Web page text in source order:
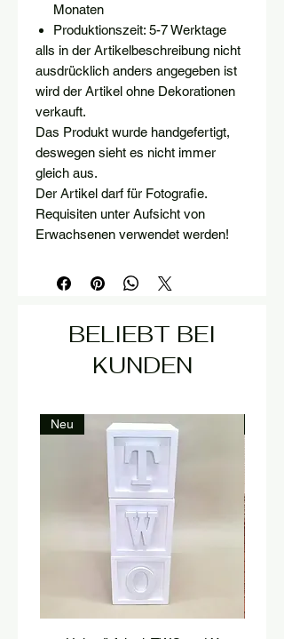
Monaten
Produktionszeit: 5-7 Werktage
alls in der Artikelbeschreibung nicht
ausdrücklich anders angegeben ist
wird der Artikel ohne Dekorationen
verkauft.
Das Produkt wurde handgefertigt,
deswegen sieht es nicht immer
gleich aus.
Der Artikel darf für Fotografie.
Requisiten unter Aufsicht von
Erwachsenen verwendet werden!
BELIEBT BEI
KUNDEN
Neu